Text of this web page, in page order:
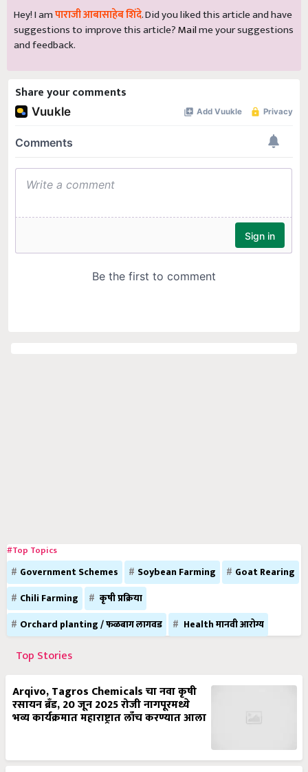
Hey! I amपाराजी आबासाहेब शिंदे. Did you liked this article and have
suggestions to improve this article?Mailme your suggestions
and feedback.
Share your comments
#Top Topics
Government Schemes Soybean Farming
Goat Rearing
Chili Farming
कृषी प्रक्रिया
Orchard planting / फळबाग लागवड
Health मानवी आरोग्य
Top Stories
Arqivo, Tagros Chemicals चा नवा कृषी
रसायन ब्रँड, 20 जून 2025 रोजी नागपूरमध्ये
भव्य कार्यक्रमात महाराष्ट्रात लाँच करण्यात आला